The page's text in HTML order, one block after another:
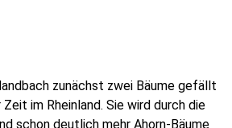
zunächst zwei Bäume gefällt
im Rheinland. Sie wird durch die
schon deutlich mehr Ahorn-Bäume